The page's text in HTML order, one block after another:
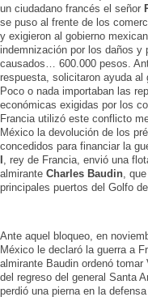
un ciudadano francés el señor
se puso al frente de los
y exigieron al gobierno
indemnización por los daños y
causados… 600.000 pesos.
respuesta, solicitaron ayuda al
Poco o nada importaban las
económicas exigidas por los
Francia utilizó este conflicto
México la devolución de los
concedidos para financiar la
, rey de Francia, envió una
almirante Charles Baudin,
principales puertos del Golfo
Ante aquel bloqueo, en
México le declaró la guerra a
almirante Baudin ordenó tomar
del regreso del general Santa
perdió una pierna en la